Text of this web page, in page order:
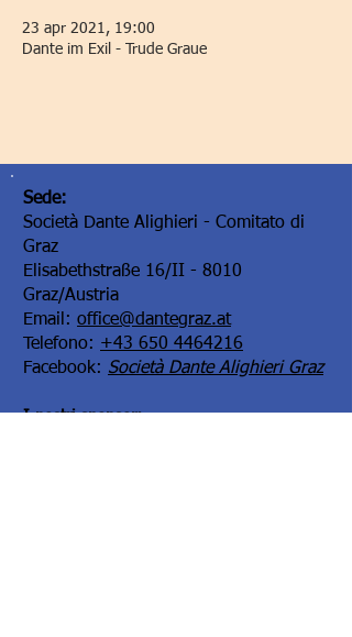
23 apr 2021, 19:00
Dante im Exil - Trude Graue
Sede:
Società Dante Alighieri - Comitato di
Graz
Elisabethstraße 16/II - 8010
Graz/Austria
Email: office@dantegraz.at
Telefono: +43 650 4464216
Facebook: Società Dante Alighieri Graz
I nostri sponsor: